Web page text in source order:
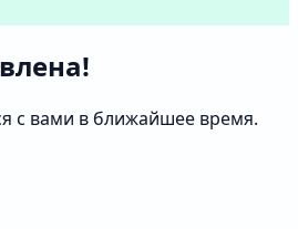
с вами в ближайшее время.